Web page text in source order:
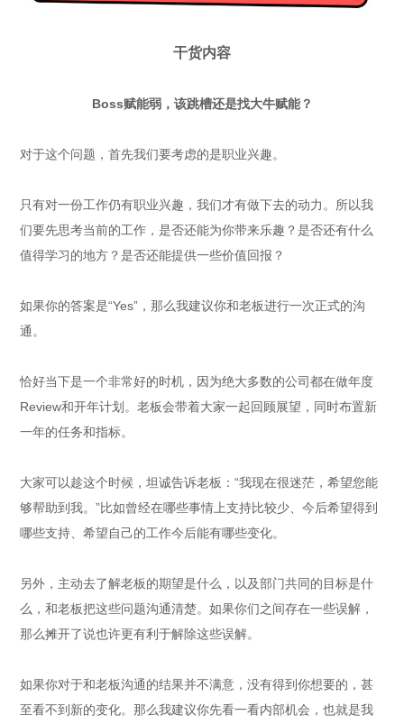
干货内容
Boss赋能弱，该跳槽还是找大牛赋能？
对于这个问题，首先我们要考虑的是职业兴趣。
只有对一份工作仍有职业兴趣，我们才有做下去的动力。所以我
们要先思考当前的工作，是否还能为你带来乐趣？是否还有什么
值得学习的地方？是否还能提供一些价值回报？
如果你的答案是“Yes”，那么我建议你和老板进行一次正式的沟
通。
恰好当下是一个非常好的时机，因为绝大多数的公司都在做年度
Review和开年计划。老板会带着大家一起回顾展望，同时布置新
一年的任务和指标。
大家可以趁这个时候，坦诚告诉老板：“我现在很迷茫，希望您能
够帮助到我。”比如曾经在哪些事情上支持比较少、今后希望得到
哪些支持、希望自己的工作今后能有哪些变化。
另外，主动去了解老板的期望是什么，以及部门共同的目标是什
么，和老板把这些问题沟通清楚。如果你们之间存在一些误解，
那么摊开了说也许更有利于解除这些误解。
如果你对于和老板沟通的结果并不满意，没有得到你想要的，甚
至看不到新的变化。那么我建议你先看一看内部机会，也就是我